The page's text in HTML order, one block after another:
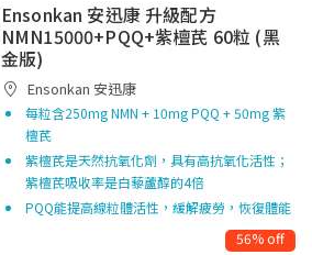
Ensonkan 安迅康 升級配方
NMN15000+PQQ+紫檀芪 60粒 (黑
金版)
Ensonkan 安迅康
每粒含250mg NMN + 10mg PQQ + 50mg 紫
檀芪
紫檀芪是天然抗氧化劑，具有高抗氧化活性；
紫檀芪吸收率是白藜蘆醇的4倍
PQQ能提高線粒體活性，緩解疲勞，恢復體能
56% off